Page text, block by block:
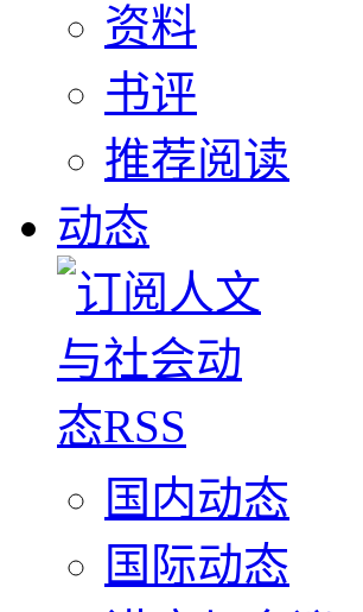
资料
书评
推荐阅读
动态
国内动态
国际动态